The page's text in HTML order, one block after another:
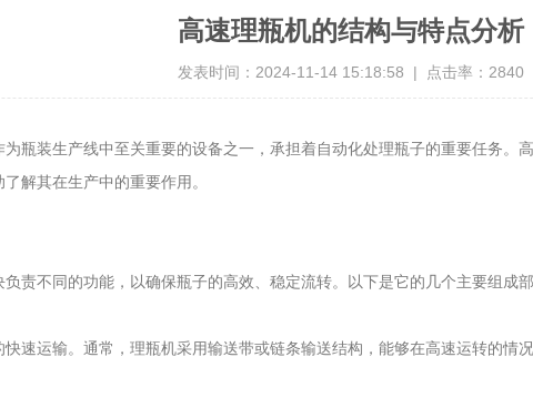
高速理瓶机的结构与特点分析
发表时间：2024-11-14 15:18:58 | 点击率：2840
装生产线中至关重要的设备之一，承担着自动化处理瓶子的重要任务。
解其在生产中的重要作用。
责不同的功能，以确保瓶子的高效、稳定流转。以下是它的几个主要组成部
运输。通常，理瓶机采用输送带或链条输送结构，能够在高速运转的情